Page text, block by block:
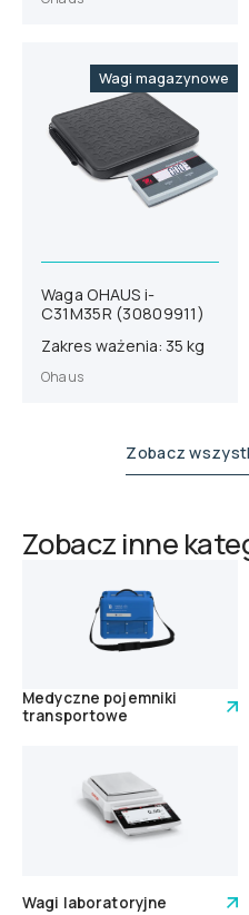
Wagi magazynowe
Waga OHAUS i-
C31M35R (30809911)
Zakres ważenia: 35 kg
Ohaus
Zobacz
Zobacz inne
Medyczne pojemniki
transportowe
Wagi laboratoryjne